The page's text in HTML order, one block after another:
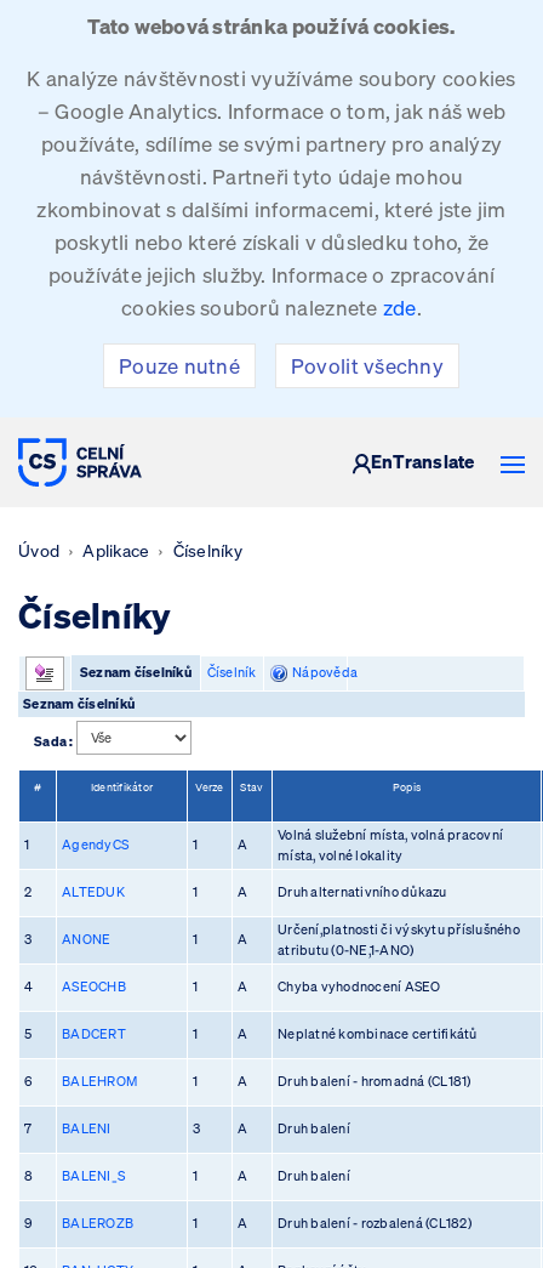
Tato webová stránka používá cookies.
K analýze návštěvnosti využíváme soubory cookies
– Google Analytics. Informace o tom, jak náš web
používáte, sdílíme se svými partnery pro analýzy
návštěvnosti. Partneři tyto údaje mohou
zkombinovat s dalšími informacemi, které jste jim
poskytli nebo které získali v důsledku toho, že
používáte jejich služby. Informace o zpracování
cookies souborů naleznete zde.
Pouze nutné Povolit všechny
CELNÍ SPRÁVA ČESKÉ REPUBLIKY
EnTranslate
Úvod Aplikace Číselníky
Číselníky
Seznam číselníků Číselník
Nápověda
Seznam číselníků
Sada :
# Identifikátor Verze Stav Popis
1 AgendyCS 1 A
Volná služební místa, volná pracovní
místa, volné lokality
2 ALTEDUK 1 A Druh alternativního důkazu
3 ANONE 1 A
Určení,platnosti či výskytu příslušného
atributu (0-NE,1-ANO)
4 ASEOCHB 1 A Chyba vyhodnocení ASEO
5 BADCERT 1 A Neplatné kombinace certifikátů
6 BALEHROM 1 A Druh balení - hromadná (CL181)
7 BALENI 3 A Druh balení
8 BALENI_S 1 A Druh balení
9 BALEROZB 1 A Druh balení - rozbalená (CL182)